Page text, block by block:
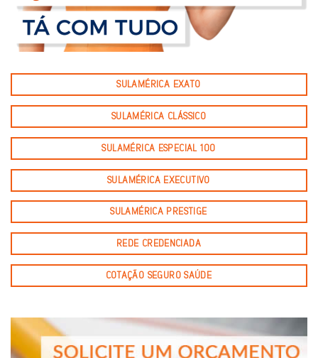
SULAMÉRICA EXATO
SULAMÉRICA CLÁSSICO
SULAMÉRICA ESPECIAL 100
SULAMÉRICA EXECUTIVO
SULAMÉRICA PRESTIGE
REDE CREDENCIADA
COTAÇÃO SEGURO SAÚDE